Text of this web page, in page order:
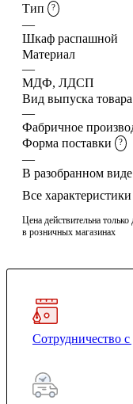
Тип
?
—
Шкаф распашной
Материал
—
МДФ, ЛДСП
Вид выпуска товара
—
Фабричное
Форма поставки
?
—
В разобранном виде
Все характеристики
Цена действительна
в розничных магазинах
Сотрудничество